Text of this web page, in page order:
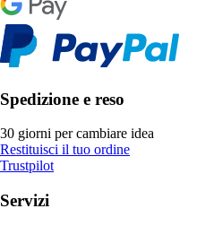
Spedizione e reso
30 giorni per cambiare idea
Restituisci il tuo ordine
Trustpilot
Servizi